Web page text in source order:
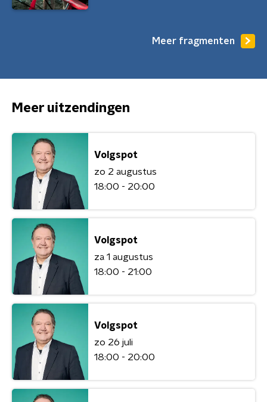
Meer fragmenten
Meer uitzendingen
Volgspot
zo 2 augustus
18:00 - 20:00
Volgspot
za 1 augustus
18:00 - 21:00
Volgspot
zo 26 juli
18:00 - 20:00